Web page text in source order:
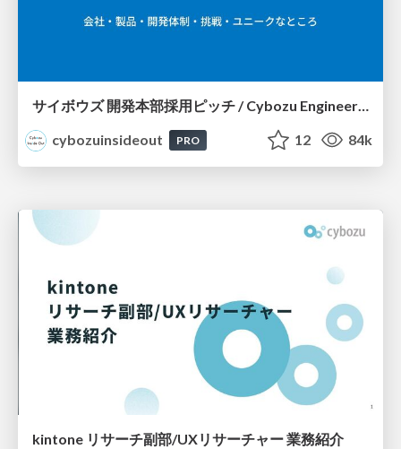
cybozuinsideout
PRO 12 84k
kintone リサーチ副部/UXリサーチャー 業務紹介